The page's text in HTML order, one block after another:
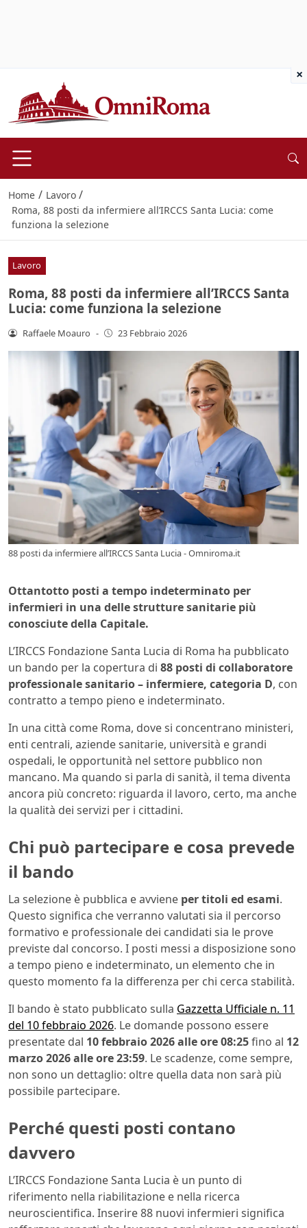
Home / Lavoro /
Roma, 88 posti da infermiere all’IRCCS Santa Lucia: come
funziona la selezione
Lavoro
Roma, 88 posti da infermiere all’IRCCS Santa
Lucia: come funziona la selezione
Raffaele Moauro - 23 Febbraio 2026
88 posti da infermiere all’IRCCS Santa Lucia - Omniroma.it
Ottantotto posti a tempo indeterminato per
infermieri in una delle strutture sanitarie più
conosciute della Capitale.
L’IRCCS Fondazione Santa Lucia di Roma ha pubblicato
un bando per la copertura di 88 posti di collaboratore
professionale sanitario – infermiere, categoria D, con
contratto a tempo pieno e indeterminato.
In una città come Roma, dove si concentrano ministeri,
enti centrali, aziende sanitarie, università e grandi
ospedali, le opportunità nel settore pubblico non
mancano. Ma quando si parla di sanità, il tema diventa
ancora più concreto: riguarda il lavoro, certo, ma anche
la qualità dei servizi per i cittadini.
Chi può partecipare e cosa prevede
il bando
La selezione è pubblica e avviene per titoli ed esami.
Questo significa che verranno valutati sia il percorso
formativo e professionale dei candidati sia le prove
previste dal concorso. I posti messi a disposizione sono
a tempo pieno e indeterminato, un elemento che in
questo momento fa la differenza per chi cerca stabilità.
Il bando è stato pubblicato sulla Gazzetta Ufficiale n. 11
del 10 febbraio 2026. Le domande possono essere
presentate dal 10 febbraio 2026 alle ore 08:25fino al 12
marzo 2026 alle ore 23:59. Le scadenze, come sempre,
non sono un dettaglio: oltre quella data non sarà più
possibile partecipare.
Perché questi posti contano
davvero
L’IRCCS Fondazione Santa Lucia è un punto di
riferimento nella riabilitazione e nella ricerca
neuroscientifica. Inserire 88 nuovi infermieri significa
×